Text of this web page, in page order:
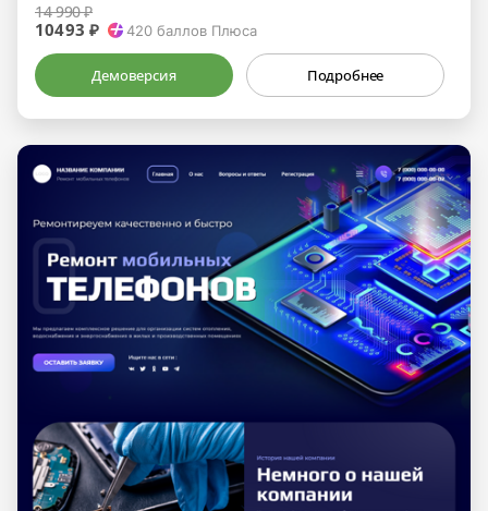
14 990 ₽
10493 ₽ 420 баллов Плюса
Демоверсия Подробнее